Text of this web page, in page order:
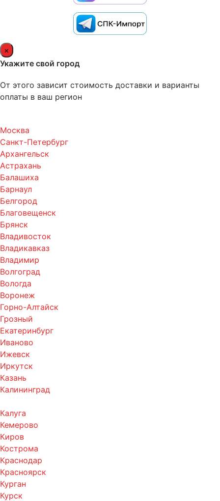
×
Укажите свой город
От этого зависит стоимость доставки и варианты
оплаты в ваш регион
Москва
Санкт-Петербург
Архангельск
Астрахань
Балашиха
Барнаул
Белгород
Благовещенск
Брянск
Владивосток
Владикавказ
Владимир
Волгоград
Вологда
Воронеж
Горно-Алтайск
Грозный
Екатеринбург
Иваново
Ижевск
Иркутск
Казань
Калининград
Калуга
Кемерово
Киров
Кострома
Краснодар
Красноярск
Курган
Курск